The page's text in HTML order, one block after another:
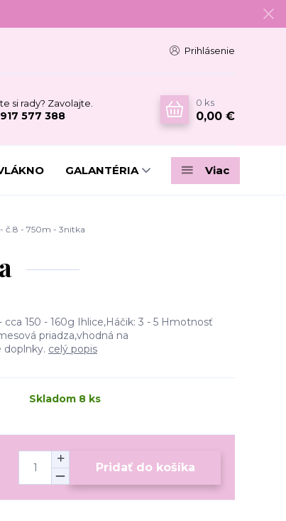
Prihlásenie
si rady? Zavolajte.
577 388
0 ks
0,00 €
GALANTÉRIA Viac
č.8 - 750m - 3nitka
150 - 160g Ihlice,Háčik: 3 - 5 Hmotnosť
priadza,vhodná na
doplnky. celý popis
Skladom 8 ks
Pridať do košíka